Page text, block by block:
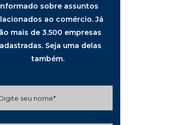
sobre assuntos
ao comércio. Já
mais de 3.500 empresas
Seja uma delas
também.